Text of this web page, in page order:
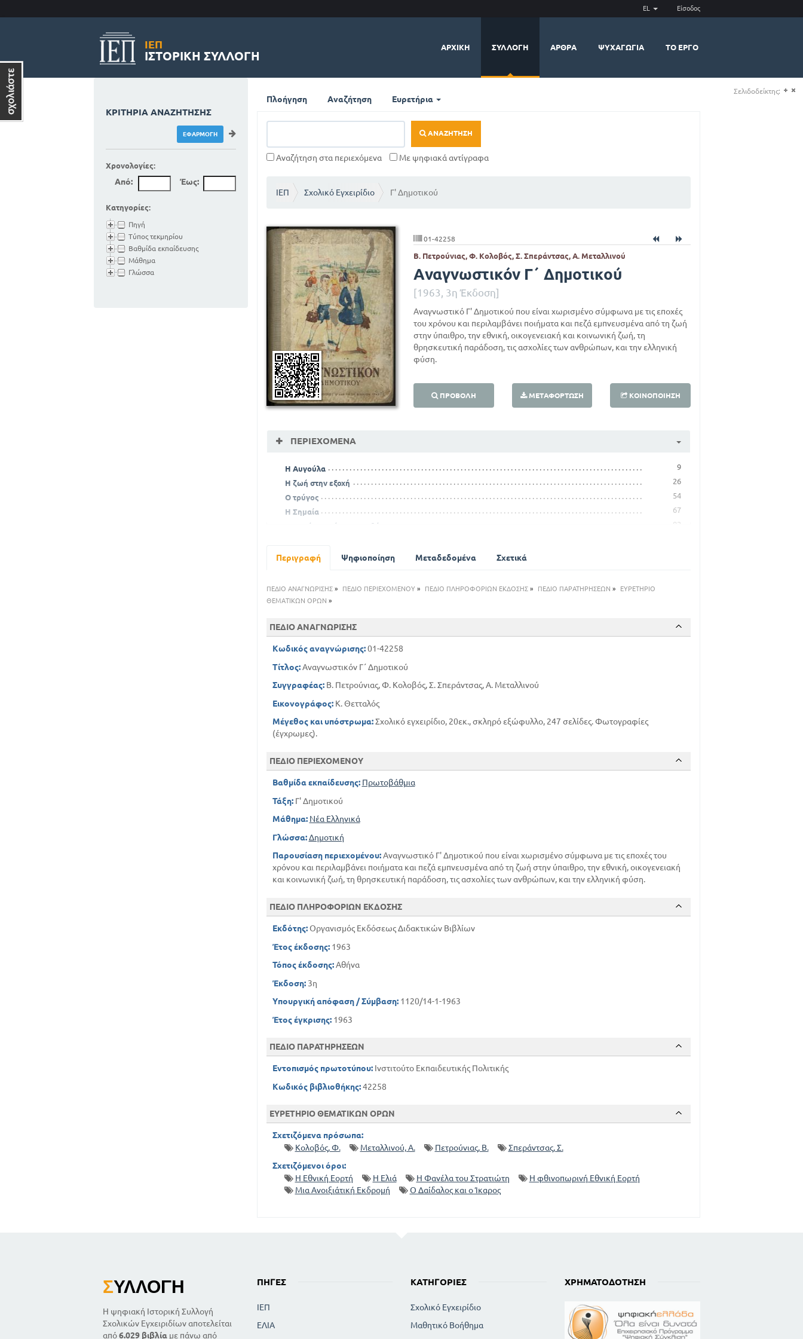
EL Είσοδος
ΙΕΠ
ΙΣΤΟΡΙΚΉ ΣΥΛΛΟΓΉ
ΑΡΧΙΚΉ ΣΥΛΛΟΓΉ ΆΡΘΡΑ ΨΥΧΑΓΩΓΊΑ ΤΟ ΈΡΓΟ
Πλοήγηση Αναζήτηση Ευρετήρια
ΑΝΑΖΉΤΗΣΗ
Αναζήτηση στα περιεχόμενα Με ψηφιακά αντίγραφα
ΙΕΠ Σχολικό Εγχειρίδιο Γ' Δημοτικού
01-42258
Β. Πετρούνιας, Φ. Κολοβός, Σ. Σπεράντσας, Α. Μεταλλινού
Αναγνωστικόν Γ΄ Δημοτικού
[1963, 3η Έκδοση]
Αναγνωστικό Γ' Δημοτικού που είναι χωρισμένο σύμφωνα με τις εποχές
του χρόνου και περιλαμβάνει ποιήματα και πεζά εμπνευσμένα από τη ζωή
στην ύπαιθρο, την εθνική, οικογενειακή και κοινωνική ζωή, τη
θρησκευτική παράδοση, τις ασχολίες των ανθρώπων, και την ελληνική
φύση.
ΠΡΟΒΟΛΉ ΜΕΤΑΦΌΡΤΩΣΗ ΚΟΙΝΟΠΟΊΗΣΗ
ΠΕΡΙΕΧΌΜΕΝΑ
Η Αυγούλα
9
Η ζωή στην εξοχή
26
Ο τρύγος
54
Η Σημαία
67
Πως πήρε το όνομα η Αθήνα μας
82
Ο χειμώνας
Τι είπε ο δάσκαλος για τη βασιλόπιτα
Η Εθνική Εορτή
196
208
Το καλοκαίρι
Στην κουζίνα
1. Εκ της Συλλογής Β. Πετρούνια - Φ. Κολοβού
Η Αυγούλα
Η ζωή στην εξοχή
Πως πήρε το όνομα η Αθήνα μας
Η κούνια
Ο ταχυδρόμος
Χριστούγεννα
Τι είπε ο δάσκαλος για τη βασιλόπιτα
Οι παροιμίες του χειμώνα
156
Η Εθνική Εορτή
Το καλοκαίρι
219
Στην κουζίνα
2. Εκ της Συλλογής Σ. Σπεράντσα - Α. Μεταλλινού
Άνοιξε το σχολείο
Η Φθινοπωρινή Εθνική Εορτή
Το κυνήγι
Το ναυτόπουλο
136
Χιόνι στο χωριό
Ο Δαίδαλος και ο Ικαρος
Ο μεταξοσκώληκας
236
Περιγραφή Ψηφιοποίηση Μεταδεδομένα Σχετικά
ΠΕΔΙΟ ΑΝΑΓΝΩΡΙΣΗΣ» ΠΕΔΙΟ ΠΕΡΙΕΧΟΜΕΝΟΥ» ΠΕΔΙΟ ΠΛΗΡΟΦΟΡΙΩΝ ΕΚΔΟΣΗΣ» ΠΕΔΙΟ ΠΑΡΑΤΗΡΗΣΕΩΝ »
ΕΥΡΕΤΗΡΙΟ
ΘΕΜΑΤΙΚΩΝ ΟΡΩΝ »
ΠΕΔΙΟ ΑΝΑΓΝΩΡΙΣΗΣ
Κωδικός αναγνώρισης:01-42258
Τίτλος:Αναγνωστικόν Γ΄ Δημοτικού
Συγγραφέας:Β. Πετρούνιας, Φ. Κολοβός, Σ. Σπεράντσας, Α. Μεταλλινού
Εικονογράφος:Κ. Θετταλός
Μέγεθος και υπόστρωμα:Σχολικό εγχειρίδιο, 20εκ., σκληρό εξώφυλλο, 247 σελίδες. Φωτογραφίες
(έγχρωμες).
ΠΕΔΙΟ ΠΕΡΙΕΧΟΜΕΝΟΥ
Βαθμίδα εκπαίδευσης: Πρωτοβάθμια
Τάξη:Γ' Δημοτικού
Μάθημα: Νέα Ελληνικά
Γλώσσα: Δημοτική
Παρουσίαση περιεχομένου:Αναγνωστικό Γ' Δημοτικού που είναι χωρισμένο σύμφωνα με τις εποχές του
χρόνου και περιλαμβάνει ποιήματα και πεζά εμπνευσμένα από τη ζωή στην ύπαιθρο, την εθνική, οικογενειακή
και κοινωνική ζωή, τη θρησκευτική παράδοση, τις ασχολίες των ανθρώπων, και την ελληνική φύση.
ΠΕΔΙΟ ΠΛΗΡΟΦΟΡΙΩΝ ΕΚΔΟΣΗΣ
Εκδότης:Οργανισμός Εκδόσεως Διδακτικών Βιβλίων
Έτος έκδοσης:1963
Τόπος έκδοσης:Αθήνα
Έκδοση:3η
Υπουργική απόφαση / Σύμβαση:1120/14-1-1963
Έτος έγκρισης:1963
ΠΕΔΙΟ ΠΑΡΑΤΗΡΗΣΕΩΝ
Εντοπισμός πρωτοτύπου:Ινστιτούτο Εκπαιδευτικής Πολιτικής
Κωδικός βιβλιοθήκης:42258
ΕΥΡΕΤΗΡΙΟ ΘΕΜΑΤΙΚΩΝ ΟΡΩΝ
Σχετιζόμενα πρόσωπα:
Κολοβός, Φ.
Μεταλλινού, Α. Πετρούνιας, Β.
Σπεράντσας, Σ.
Σχετιζόμενοι όροι:
Η Εθνική Εορτή
Η Ελιά Η Φανέλα του Στρατιώτη
Η φθινοπωρινή Εθνική Εορτή
Μια Ανοιξιάτική Εκδρομή
Ο Δαίδαλος και ο Ίκαρος
ΚΡΙΤΉΡΙΑ ΑΝΑΖΉΤΗΣΗΣ
Χρονολογίες:
Από: Έως:
Κατηγορίες:
Πηγή
Τύπος τεκμηρίου
Βαθμίδα εκπαίδευσης
Μάθημα
Γλώσσα
ΣΥΛΛΟΓΉ
Η ψηφιακή Ιστορική Συλλογή
Σχολικών Εγχειριδίων αποτελείται
από6.029 βιβλία με πάνω από
ΠΗΓΈΣ
ΙΕΠ
ΕΛΙΑ
ΚΑΤΗΓΟΡΊΕΣ
Σχολικό Εγχειρίδιο
Μαθητικό Βοήθημα
ΧΡΗΜΑΤΟΔΌΤΗΣΗ
Σελιδοδείκτης: